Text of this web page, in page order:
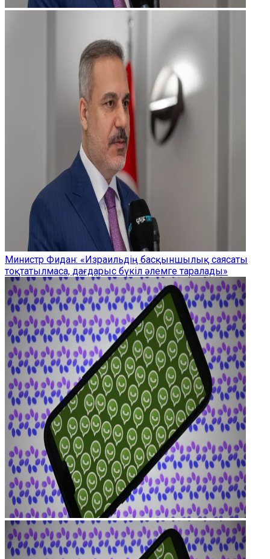
Министр Фидан: «Израильдің басқыншылық саясаты
тоқтатылмаса, дағдарыс бүкіл әлемге таралады»